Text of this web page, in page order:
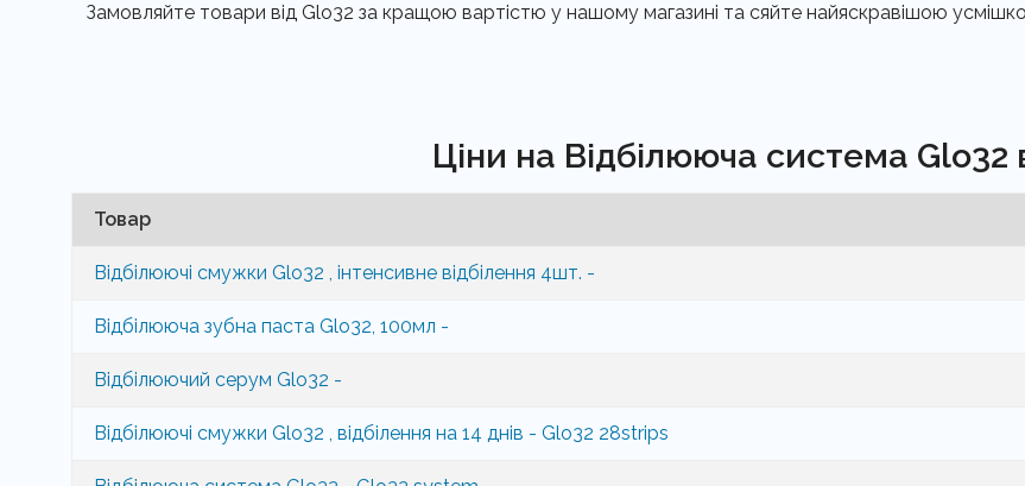
Замовляйте товари від Glo32 за кращою вартістю у нашому магазині та сяйте найяскравішою
Ціни на Відбілююча система Glo32
Товар
Відбілюючі смужки Glo32 , інтенсивне відбілення 4шт. -
Відбілююча зубна паста Glo32, 100мл -
Відбілюючий серум Glo32 -
Відбілюючі смужки Glo32 , відбілення на 14 днів - Glo32 28strips